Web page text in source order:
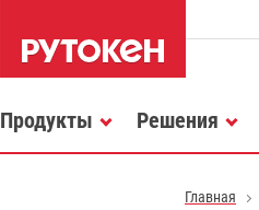
Продукты Решения
Главная